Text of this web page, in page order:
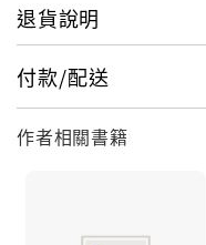
退貨說明
付款/配送
作者相關書籍